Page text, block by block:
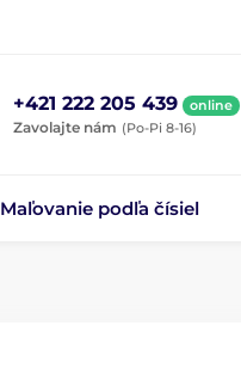
+421 222 205 439 online
Zavolajte nám (Po-Pi 8-16)
Maľovanie podľa čísiel